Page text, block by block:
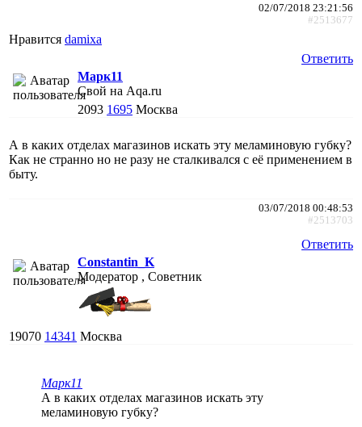
02/07/2018 23:21:56
#2513677
Нравится damixa
Ответить
Марк11
Свой на Aqa.ru
2093 1695 Москва
А в каких отделах магазинов искать эту меламиновую губку?
Как не странно но не разу не сталкивался с её применением в
быту.
03/07/2018 00:48:53
#2513703
Ответить
Constantin_K
Модератор , Советник
19070 14341 Москва
Марк11
А в каких отделах магазинов искать эту
меламиновую губку?